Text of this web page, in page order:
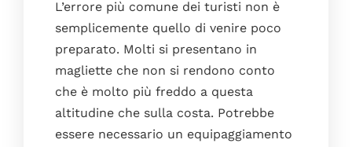
L’errore più comune dei turisti non è
semplicemente quello di venire poco
preparato. Molti si presentano in
magliette che non si rendono conto
che è molto più freddo a questa
altitudine che sulla costa. Potrebbe
essere necessario un equipaggiamento